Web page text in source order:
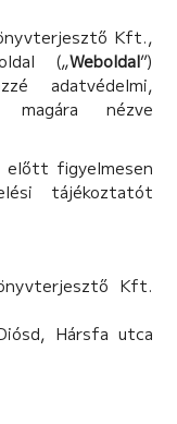
Kft.,
(„Weboldal”)
adatvédelmi,
magára nézve
előtt figyelmesen
tájékoztatót
Kft.
Hársfa utca